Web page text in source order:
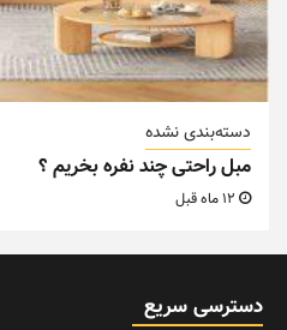
دسته‌بندی نشده
مبل راحتی چند نفره بخریم ؟
دسترسی سریع